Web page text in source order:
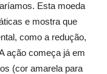
Esta moeda
e mostra que
como a redução,
ação começa já em
(cor amarela para